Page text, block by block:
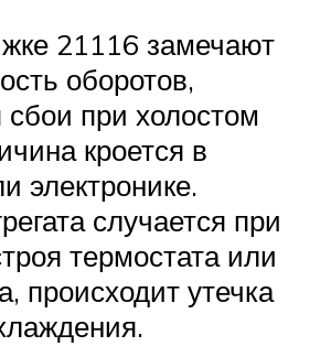
21116 замечают
оборотов,
при холостом
кроется в
электронике.
случается при
термостата или
происходит утечка